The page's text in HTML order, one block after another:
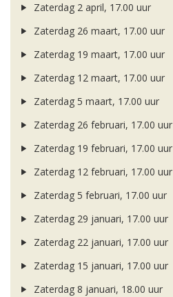
Zaterdag 2 april, 17.00 uur
Zaterdag 26 maart, 17.00 uur
Zaterdag 19 maart, 17.00 uur
Zaterdag 12 maart, 17.00 uur
Zaterdag 5 maart, 17.00 uur
Zaterdag 26 februari, 17.00 uur
Zaterdag 19 februari, 17.00 uur
Zaterdag 12 februari, 17.00 uur
Zaterdag 5 februari, 17.00 uur
Zaterdag 29 januari, 17.00 uur
Zaterdag 22 januari, 17.00 uur
Zaterdag 15 januari, 17.00 uur
Zaterdag 8 januari, 18.00 uur